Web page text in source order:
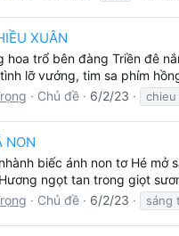
XUÂN
hoa trổ bên đàng Triền đê
lỡ vướng, tim sa phím
Chủ đề 6/2/23 chieu
NON
biếc ánh non tơ Hé
ngọt tan trong giọt
Chủ đề 6/2/23 sáng